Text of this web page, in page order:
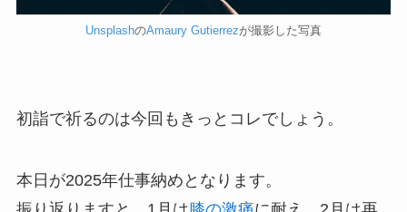
UnsplashのAmaury Gutierrezが撮影した写真
初詣で祈るのは今回もきっとコレでしょう。
本日が2025年仕事納めとなります。